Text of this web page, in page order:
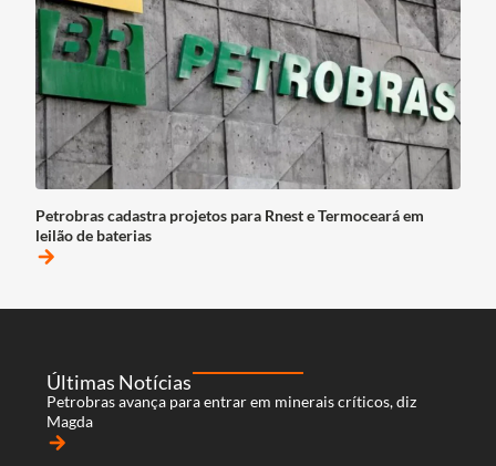
Petrobras cadastra projetos para Rnest e Termoceará em
leilão de baterias
arrow_forward
Últimas Notícias
Petrobras avança para entrar em minerais críticos, diz
Magda
arrow_forward